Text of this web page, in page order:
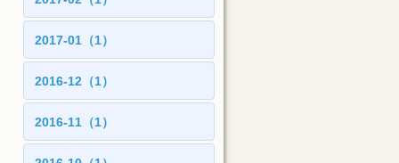
2017-01（1）
2016-12（1）
2016-11（1）